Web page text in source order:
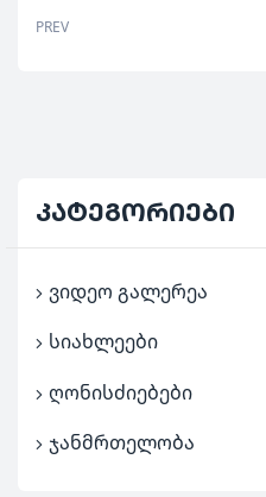
PREV
კატეგორიები
ვიდეო გალერეა
სიახლეები
ღონისძიებები
ჯანმრთელობა